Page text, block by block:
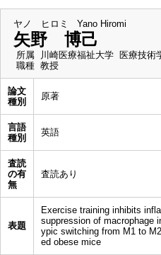
ヤノ ヒロミ Yano Hiromi
矢野 博己
所属
川崎医療福祉大学 医療技術
職種 教授
論文
種別
原著
言語
種別
英語
査読
の有
無
査読あり
表題
Exercise training inhibits
suppression of macrophage
ypic switching from M1 to
ed obese mice